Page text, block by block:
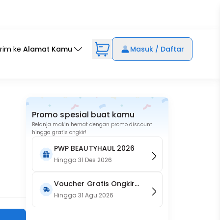
ke Alamat Kamu Masuk / Daftar
Promo spesial buat kamu
Belanja makin hemat dengan promo discount
hingga gratis ongkir!
PWP BEAUTYHAUL 2026
Hingga31 Des 2026
Voucher Gratis Ongkir
15RB (Only on Website)
Hingga31 Agu 2026